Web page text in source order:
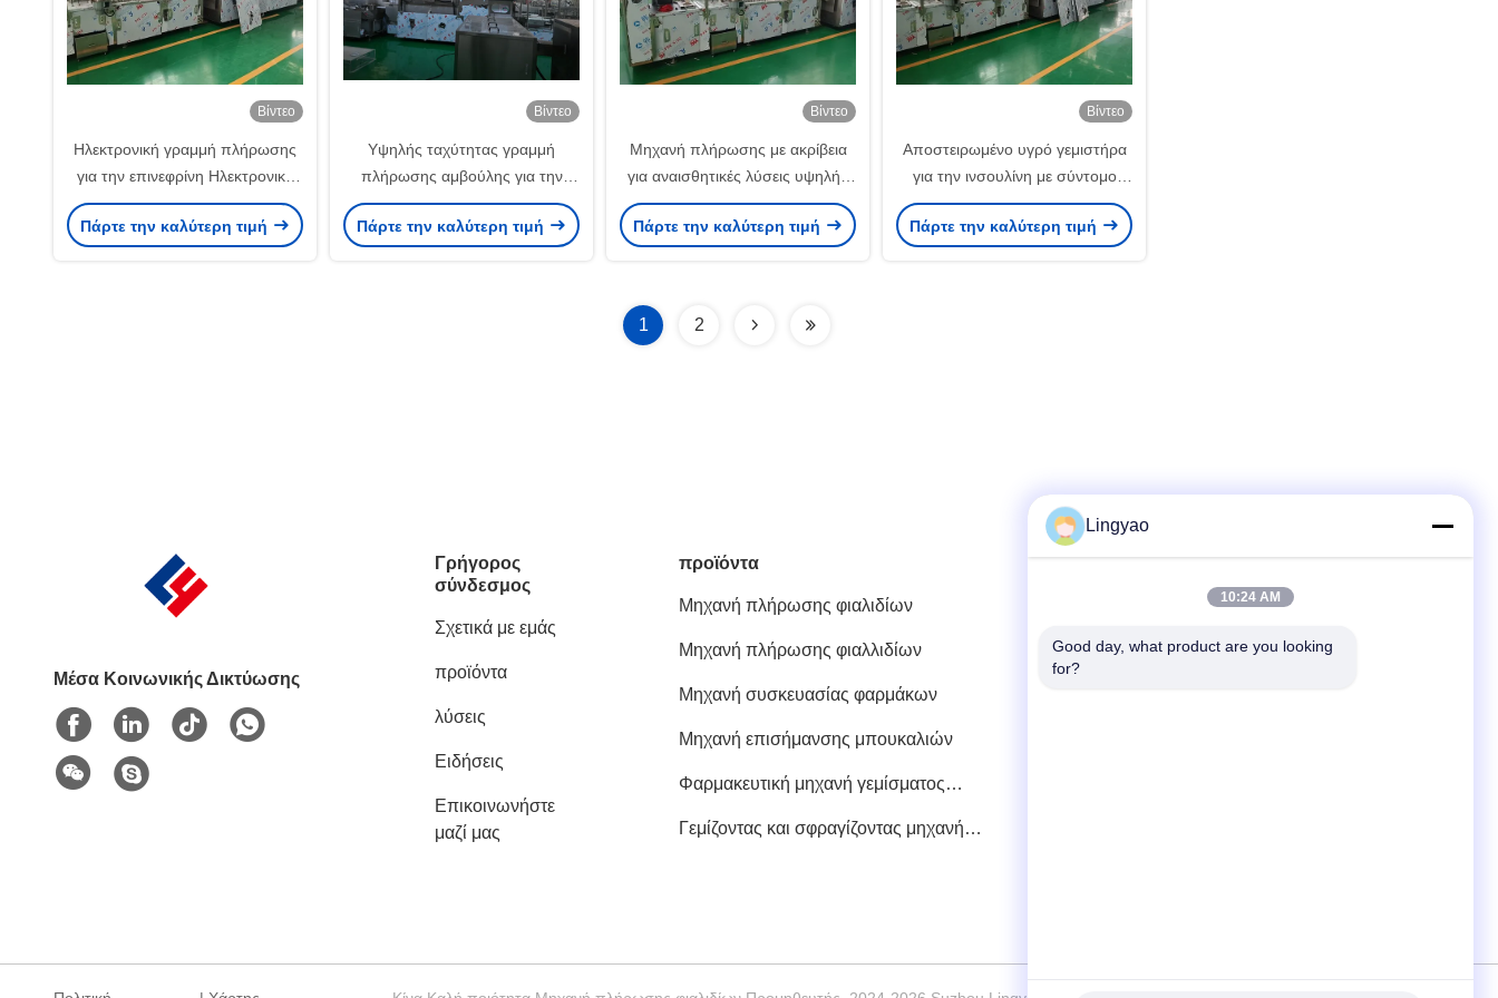
Βίντεο
Ηλεκτρονική γραμμή πλήρωσης
για την επινεφρίνη Ηλεκτρονική
γραμμή πλήρωσης για την
επινεφρίνη
Πάρτε την καλύτερη τιμή
Βίντεο
Υψηλής ταχύτητας γραμμή
πλήρωσης αμβούλης για την
λύσσα παραγωγή εμβολίου με
σήραγγα αποστείρωση φούρνο,
Πάρτε την καλύτερη τιμή
Βίντεο
Μηχανή πλήρωσης με ακρίβεια
για αναισθητικές λύσεις υψηλής
ταχύτητας Φαρμακευτική γραμμή
παραγωγής με υπερήχων
Πάρτε την καλύτερη τιμή
Βίντεο
Αποστειρωμένο υγρό γεμιστήρα
για την ινσουλίνη με σύντομο
σχεδιασμό με υψηλή ακρίβεια
δοσολογίας, κατακόρυφο στυλ
Πάρτε την καλύτερη τιμή
1 2
Μέσα Κοινωνικής Δικτύωσης
Γρήγορος
σύνδεσμος
Σχετικά με εμάς
προϊόντα
λύσεις
Ειδήσεις
Επικοινωνήστε
μαζί μας
προϊόντα
Μηχανή πλήρωσης φιαλιδίων
Μηχανή πλήρωσης φιαλλιδίων
Μηχανή συσκευασίας φαρμάκων
Μηχανή επισήμανσης μπουκαλιών
Φαρμακευτική μηχανή γεμίσματος
Γεμίζοντας και σφραγίζοντας μηχανή
Γρήγορη επαφή
Τηλεφώνημα
+86-181-18466171
Lingyao
10:24 AM
Good day, what product are you looking
for?